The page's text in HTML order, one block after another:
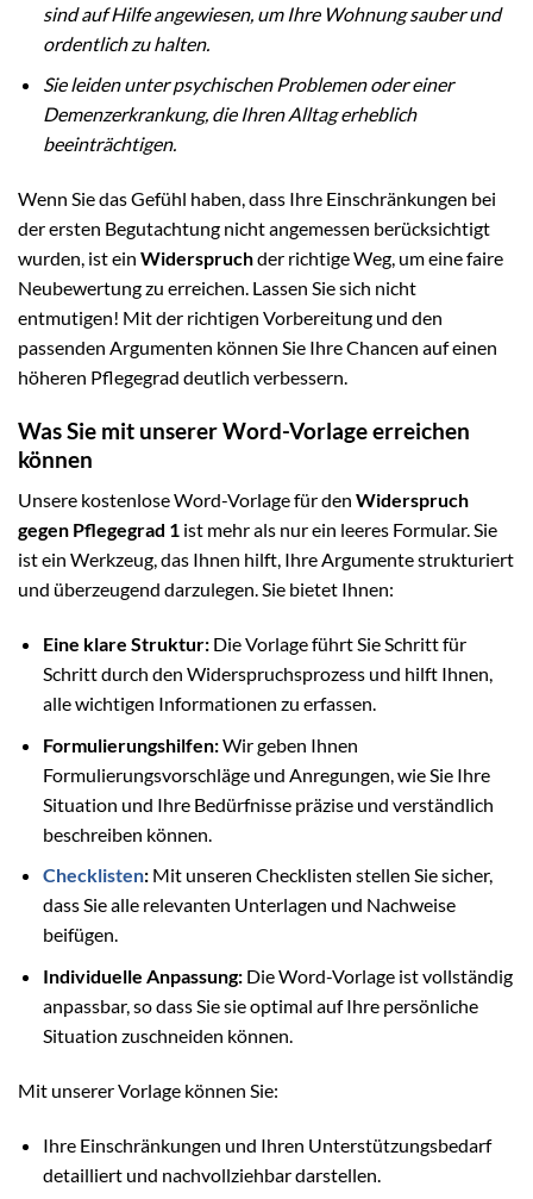
sind auf Hilfe angewiesen, um Ihre Wohnung sauber und
ordentlich zu halten.
Sie leiden unter psychischen Problemen oder einer
Demenzerkrankung, die Ihren Alltag erheblich
beeinträchtigen.
Wenn Sie das Gefühl haben, dass Ihre Einschränkungen bei
der ersten Begutachtung nicht angemessen berücksichtigt
wurden, ist ein Widerspruchder richtige Weg, um eine faire
Neubewertung zu erreichen. Lassen Sie sich nicht
entmutigen! Mit der richtigen Vorbereitung und den
passenden Argumenten können Sie Ihre Chancen auf einen
höheren Pflegegrad deutlich verbessern.
Was Sie mit unserer Word-Vorlage erreichen
können
Unsere kostenlose Word-Vorlage für den Widerspruch
gegen Pflegegrad 1 ist mehr als nur ein leeres Formular. Sie
ist ein Werkzeug, das Ihnen hilft, Ihre Argumente strukturiert
und überzeugend darzulegen. Sie bietet Ihnen:
Eine klare Struktur:Die Vorlage führt Sie Schritt für
Schritt durch den Widerspruchsprozess und hilft Ihnen,
alle wichtigen Informationen zu erfassen.
Formulierungshilfen:Wir geben Ihnen
Formulierungsvorschläge und Anregungen, wie Sie Ihre
Situation und Ihre Bedürfnisse präzise und verständlich
beschreiben können.
Checklisten:Mit unseren Checklisten stellen Sie sicher,
dass Sie alle relevanten Unterlagen und Nachweise
beifügen.
Individuelle Anpassung:Die Word-Vorlage ist vollständig
anpassbar, so dass Sie sie optimal auf Ihre persönliche
Situation zuschneiden können.
Mit unserer Vorlage können Sie:
Ihre Einschränkungen und Ihren Unterstützungsbedarf
detailliert und nachvollziehbar darstellen.